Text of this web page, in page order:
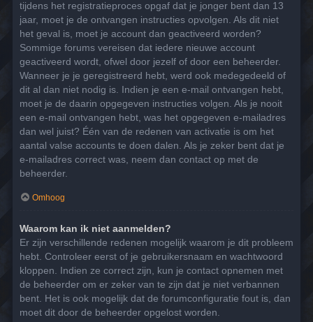
tijdens het registratieproces opgaf dat je jonger bent dan 13
jaar, moet je de ontvangen instructies opvolgen. Als dit niet
het geval is, moet je account dan geactiveerd worden?
Sommige forums vereisen dat iedere nieuwe account
geactiveerd wordt, ofwel door jezelf of door een beheerder.
Wanneer je je geregistreerd hebt, werd ook medegedeeld of
dit al dan niet nodig is. Indien je een e-mail ontvangen hebt,
moet je de daarin opgegeven instructies volgen. Als je nooit
een e-mail ontvangen hebt, was het opgegeven e-mailadres
dan wel juist? Één van de redenen van activatie is om het
aantal valse accounts te doen dalen. Als je zeker bent dat je
e-mailadres correct was, neem dan contact op met de
beheerder.
Omhoog
Waarom kan ik niet aanmelden?
Er zijn verschillende redenen mogelijk waarom je dit probleem
hebt. Controleer eerst of je gebruikersnaam en wachtwoord
kloppen. Indien ze correct zijn, kun je contact opnemen met
de beheerder om er zeker van te zijn dat je niet verbannen
bent. Het is ook mogelijk dat de forumconfiguratie fout is, dan
moet dit door de beheerder opgelost worden.